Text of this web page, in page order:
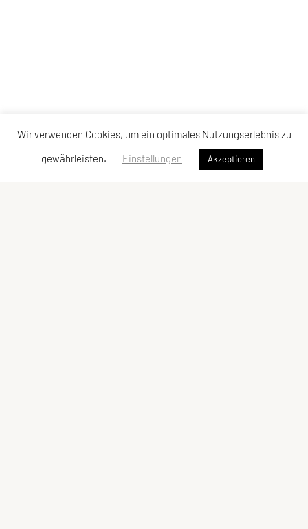
Wir verwenden Cookies, um ein optimales Nutzungserlebnis zu
gewährleisten.
Einstellungen Akzeptieren